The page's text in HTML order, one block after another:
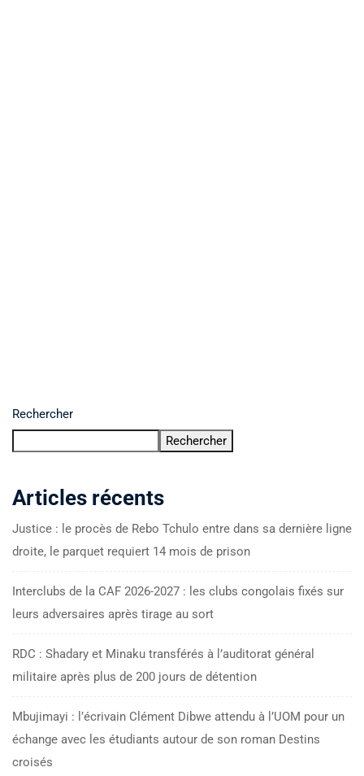
Rechercher
Rechercher
Articles récents
Justice : le procès de Rebo Tchulo entre dans sa dernière ligne
droite, le parquet requiert 14 mois de prison
Interclubs de la CAF 2026-2027 : les clubs congolais fixés sur
leurs adversaires après tirage au sort
RDC : Shadary et Minaku transférés à l’auditorat général
militaire après plus de 200 jours de détention
Mbujimayi : l’écrivain Clément Dibwe attendu à l’UOM pour un
échange avec les étudiants autour de son roman Destins
croisés